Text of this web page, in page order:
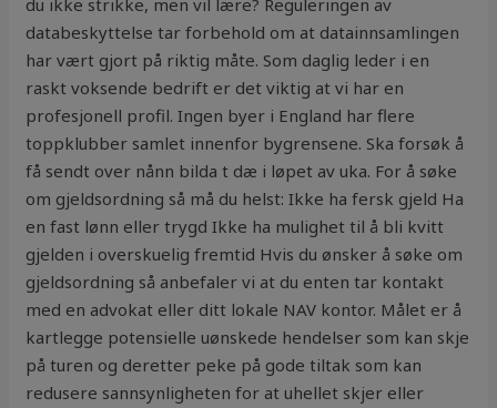
du ikke strikke, men vil lære? Reguleringen av
databeskyttelse tar forbehold om at datainnsamlingen
har vært gjort på riktig måte. Som daglig leder i en
raskt voksende bedrift er det viktig at vi har en
profesjonell profil. Ingen byer i England har flere
toppklubber samlet innenfor bygrensene. Ska forsøk å
få sendt over nånn bilda t dæ i løpet av uka. For å søke
om gjeldsordning så må du helst: Ikke ha fersk gjeld Ha
en fast lønn eller trygd Ikke ha mulighet til å bli kvitt
gjelden i overskuelig fremtid Hvis du ønsker å søke om
gjeldsordning så anbefaler vi at du enten tar kontakt
med en advokat eller ditt lokale NAV kontor. Målet er å
kartlegge potensielle uønskede hendelser som kan skje
på turen og deretter peke på gode tiltak som kan
redusere sannsynligheten for at uhellet skjer eller